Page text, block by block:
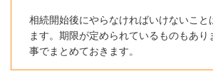
相続開始後にやらなければいけないこと
ます。期限が定められているものもあり
事でまとめておきます。